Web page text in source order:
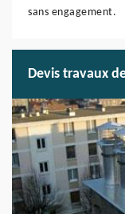
sans engagement.
Devis travaux